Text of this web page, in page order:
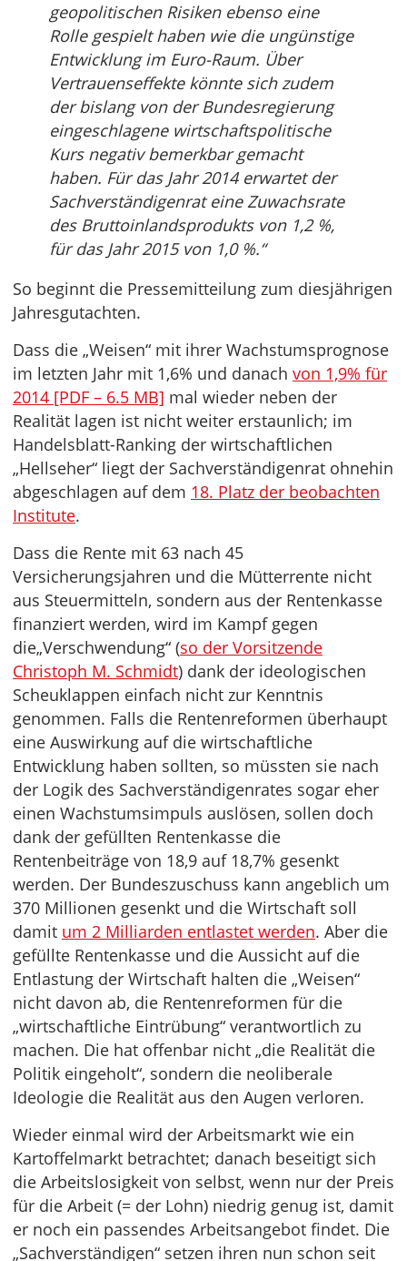
geopolitischen Risiken ebenso eine
Rolle gespielt haben wie die ungünstige
Entwicklung im Euro-Raum. Über
Vertrauenseffekte könnte sich zudem
der bislang von der Bundesregierung
eingeschlagene wirtschaftspolitische
Kurs negativ bemerkbar gemacht
haben. Für das Jahr 2014 erwartet der
Sachverständigenrat eine Zuwachsrate
des Bruttoinlandsprodukts von 1,2 %,
für das Jahr 2015 von 1,0 %.“
So beginnt die Pressemitteilung zum diesjährigen
Jahresgutachten.
Dass die „Weisen“ mit ihrer Wachstumsprognose
im letzten Jahr mit 1,6% und danach von 1,9% für
2014 [PDF – 6.5 MB] mal wieder neben der
Realität lagen ist nicht weiter erstaunlich; im
Handelsblatt-Ranking der wirtschaftlichen
„Hellseher“ liegt der Sachverständigenrat ohnehin
abgeschlagen auf dem 18. Platz der beobachten
Institute.
Dass die Rente mit 63 nach 45
Versicherungsjahren und die Mütterrente nicht
aus Steuermitteln, sondern aus der Rentenkasse
finanziert werden, wird im Kampf gegen
die„Verschwendung“ (so der Vorsitzende
Christoph M. Schmidt) dank der ideologischen
Scheuklappen einfach nicht zur Kenntnis
genommen. Falls die Rentenreformen überhaupt
eine Auswirkung auf die wirtschaftliche
Entwicklung haben sollten, so müssten sie nach
der Logik des Sachverständigenrates sogar eher
einen Wachstumsimpuls auslösen, sollen doch
dank der gefüllten Rentenkasse die
Rentenbeiträge von 18,9 auf 18,7% gesenkt
werden. Der Bundeszuschuss kann angeblich um
370 Millionen gesenkt und die Wirtschaft soll
damit um 2 Milliarden entlastet werden. Aber die
gefüllte Rentenkasse und die Aussicht auf die
Entlastung der Wirtschaft halten die „Weisen“
nicht davon ab, die Rentenreformen für die
„wirtschaftliche Eintrübung“ verantwortlich zu
machen. Die hat offenbar nicht „die Realität die
Politik eingeholt“, sondern die neoliberale
Ideologie die Realität aus den Augen verloren.
Wieder einmal wird der Arbeitsmarkt wie ein
Kartoffelmarkt betrachtet; danach beseitigt sich
die Arbeitslosigkeit von selbst, wenn nur der Preis
für die Arbeit (= der Lohn) niedrig genug ist, damit
er noch ein passendes Arbeitsangebot findet. Die
„Sachverständigen“ setzen ihren nun schon seit